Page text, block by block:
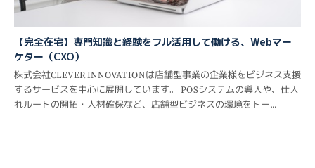
【完全在宅】専門知識と経験をフル活用して働ける、Webマー
ケター（CXO）
株式会社CLEVER INNOVATIONは店舗型事業の企業様をビジネス支援
するサービスを中心に展開しています。 POSシステムの導入や、仕入
れルートの開拓・人材確保など、店舗型ビジネスの環境をトー...